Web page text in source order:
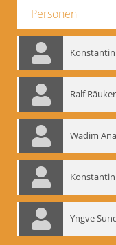
Personen
Ralf Räuker
Yngve